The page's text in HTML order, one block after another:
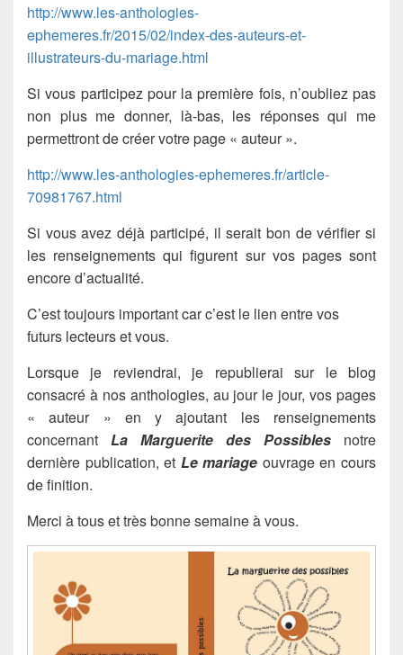
http://www.les-anthologies-
ephemeres.fr/2015/02/index-des-auteurs-et-
illustrateurs-du-mariage.html
Si vous participez pour la première fois, n’oubliez pas
non plus me donner, là-bas, les réponses qui me
permettront de créer votre page « auteur ».
http://www.les-anthologies-ephemeres.fr/article-
70981767.html
Si vous avez déjà participé, il serait bon de vérifier si
les renseignements qui figurent sur vos pages sont
encore d’actualité.
C’est toujours important car c’est le lien entre vos
futurs lecteurs et vous.
Lorsque je reviendrai, je republierai sur le blog
consacré à nos anthologies, au jour le jour, vos pages
« auteur » en y ajoutant les renseignements
concernant La Marguerite des Possibles notre
dernière publication, et Le mariage ouvrage en cours
de finition.
Merci à tous et très bonne semaine à vous.